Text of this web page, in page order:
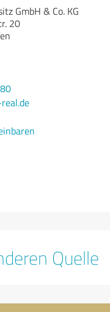
GmbH & Co. KG
20
Quelle